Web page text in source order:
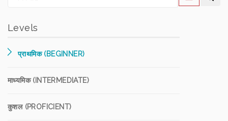
Levels
प्राथमिक (BEGINNER)
माध्यमिक (INTERMEDIATE)
कुशल (PROFICIENT)